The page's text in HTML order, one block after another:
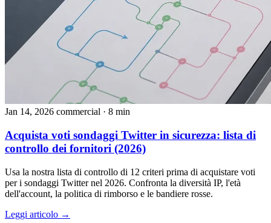
Jan 14, 2026 commercial · 8 min
Acquista voti sondaggi Twitter in sicurezza: lista di
controllo dei fornitori (2026)
Usa la nostra lista di controllo di 12 criteri prima di acquistare voti
per i sondaggi Twitter nel 2026. Confronta la diversità IP, l'età
dell'account, la politica di rimborso e le bandiere rosse.
Leggi articolo →